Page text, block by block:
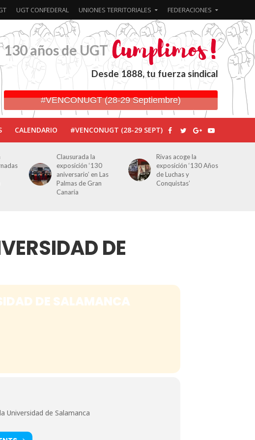
UGT CONFEDERAL UNIONES TERRITORIALES FEDERACIONES
130 años de UGT
Desde 1888, tu fuerza sindical
#VENCONUGT (28-29 Septiembre)
CALENDARIO #VENCONUGT (28-29 SEPT)
Clausurada la
exposición ‘130
aniversario’ en Las
Palmas de Gran
Canaria
Rivas acoge la
exposición ‘130 Años
de Luchas y
Conquistas’
DE
DE SALAMANCA
Universidad de Salamanca